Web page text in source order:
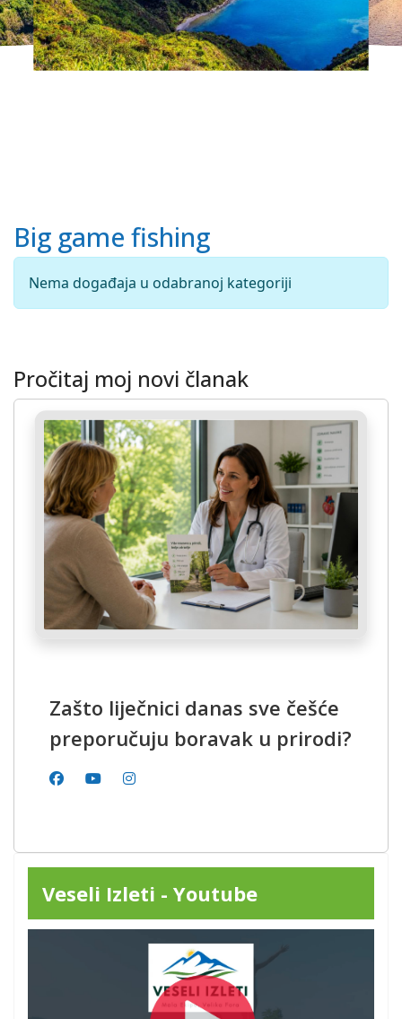
2026.
Big game fishing
Nema događaja u odabranoj kategoriji
Pročitaj moj novi članak
Zašto liječnici danas sve češće
preporučuju boravak u prirodi?
Veseli Izleti - Youtube